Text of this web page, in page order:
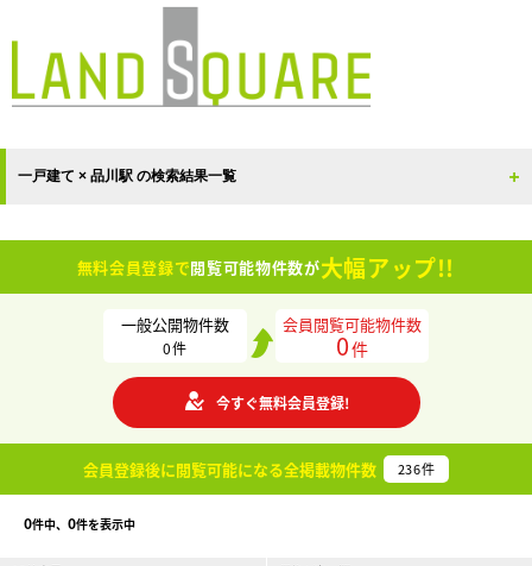
一戸建て × 品川駅 の検索結果一覧
無料会員登録で閲覧可能物件数が大幅アップ!!
一般公開物件数
0件
会員閲覧可能物件数
0件
今すぐ無料会員登録!
会員登録後に閲覧可能になる全掲載物件数 236件
0件中、 0件を表示中